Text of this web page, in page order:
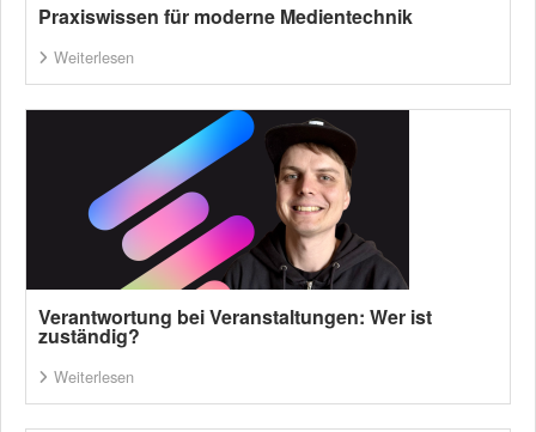
Praxiswissen für moderne Medientechnik
Weiterlesen
Verantwortung bei Veranstaltungen: Wer ist
zuständig?
Weiterlesen